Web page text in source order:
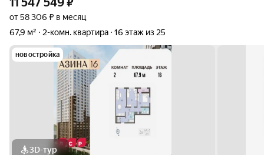
от 58 306 ₽ в месяц
67,9 м²
2-комн. квартира 16 этаж из 25
новостройка
3D-тур